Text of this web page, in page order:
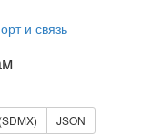
и связь
JSON